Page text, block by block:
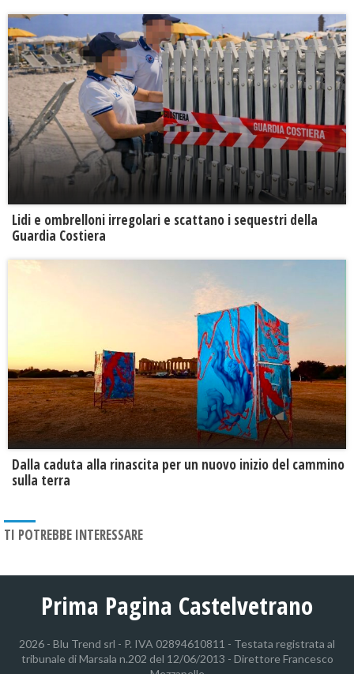
Lidi e ombrelloni irregolari e scattano i sequestri della
Guardia Costiera
Dalla caduta alla rinascita per un nuovo inizio del cammino
sulla terra
TI POTREBBE INTERESSARE
Prima Pagina Castelvetrano
2026 - Blu Trend srl - P. IVA 02894610811 - Testata registrata al
tribunale di Marsala n.202 del 12/06/2013 - Direttore Francesco